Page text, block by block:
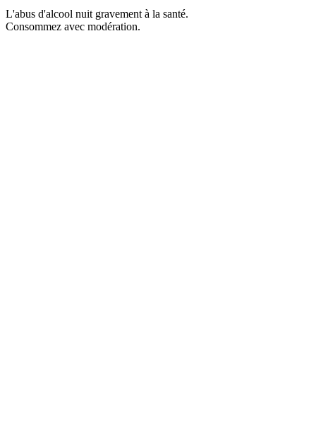
L'abus d'alcool nuit gravement à la santé.
Consommez avec modération.